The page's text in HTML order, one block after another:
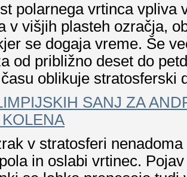
polarnega vrtinca vpliva
v višjih plasteh ozračja,
se dogaja vreme. Še
od približno deset do
oblikuje stratosferski
SANJ ZA
v stratosferi
in oslabi vrtinec.